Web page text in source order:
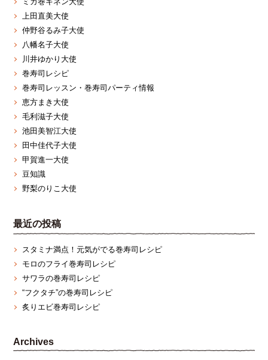
上田直美大使
仲野谷るみ子大使
八幡名子大使
川井ゆかり大使
巻寿司レシピ
巻寿司レッスン・巻寿司パーティ情報
恵方まき大使
毛利滋子大使
池田美智江大使
田中佳代子大使
甲賀進一大使
豆知識
野梨のりこ大使
最近の投稿
スタミナ満点！元気がでる巻寿司レシピ
モロのフライ巻寿司レシピ
サワラの巻寿司レシピ
“フクタチ”の巻寿司レシピ
炙りエビ巻寿司レシピ
Archives